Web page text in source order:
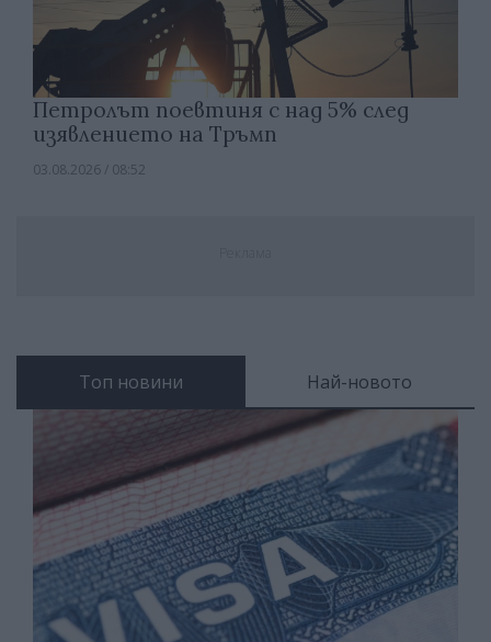
Петролът поевтиня с над 5% след
изявлението на Тръмп
03.08.2026 / 08:52
Топ новини Най-новото